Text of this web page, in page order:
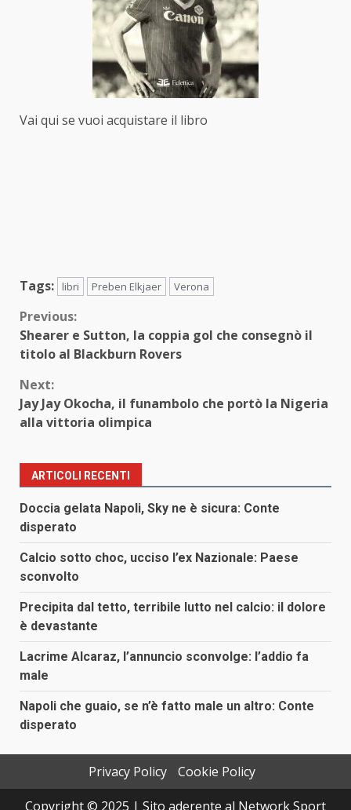
Vai qui se vuoi acquistare il libro
Tags: libri Preben Elkjaer Verona
Continue
Reading
Previous:
Shearer e Sutton, la coppia gol che consegnò il
titolo al Blackburn Rovers
Next:
Jay Jay Okocha, il funambolo che portò la Nigeria
alla vittoria olimpica
ARTICOLI RECENTI
Doccia gelata Napoli, Sky ne è sicura: Conte
disperato
Calcio sotto choc, ucciso l’ex Nazionale: Paese
sconvolto
Precipita dal tetto, terribile lutto nel calcio: il dolore
è devastante
Lacrime Alcaraz, l’annuncio sconvolge: l’addio fa
male
Napoli che guaio, se n’è fatto male un altro: Conte
disperato
Privacy Policy
Cookie Policy
Copyright © 2025 | Sito aderente al Network Sport